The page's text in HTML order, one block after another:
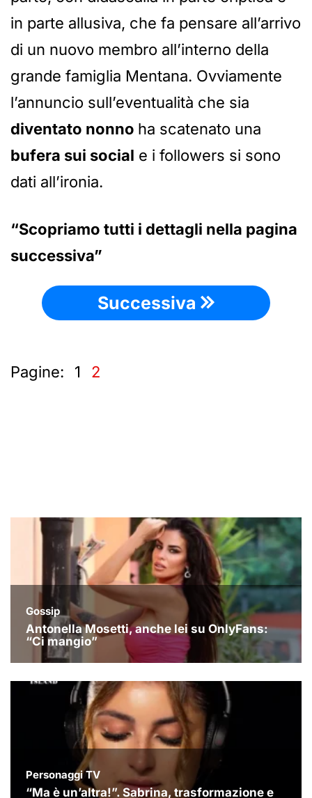
in parte allusiva, che fa pensare all’arrivo
di un nuovo membro all’interno della
grande famiglia Mentana. Ovviamente
l’annuncio sull’eventualità che sia
diventato nonno ha scatenato una
bufera sui social e i followers si sono
dati all’ironia.
“Scopriamo tutti i dettagli nella pagina
successiva”
Successiva
Pagine: 1 2